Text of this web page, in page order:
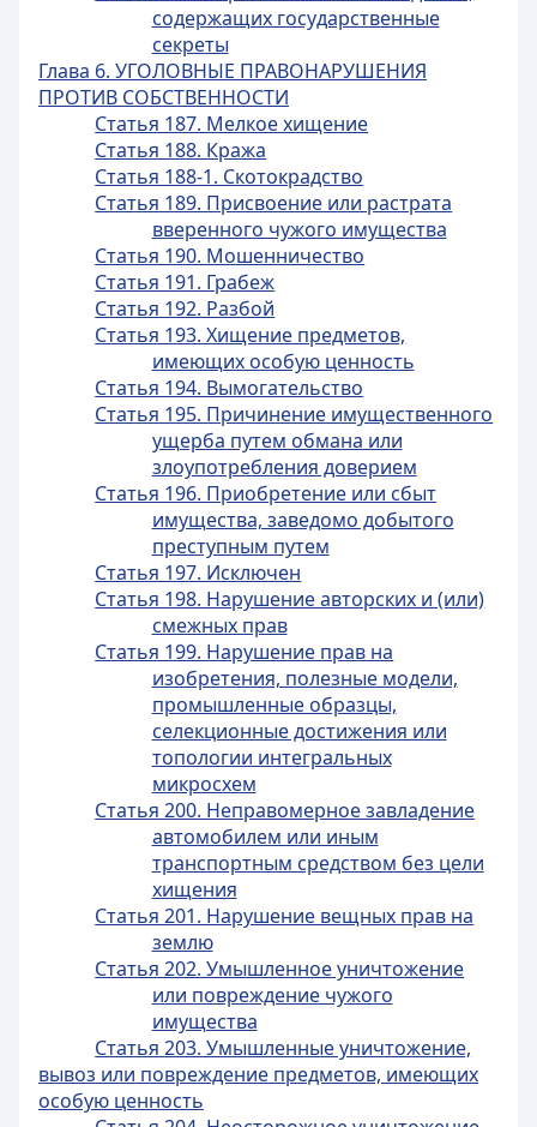
содержащих государственные
секреты
Глава 6. УГОЛОВНЫЕ ПРАВОНАРУШЕНИЯ
ПРОТИВ СОБСТВЕННОСТИ
Статья 187. Мелкое хищение
Статья 188. Кража
Статья 188-1. Скотокрадство
Статья 189. Присвоение или растрата
вверенного чужого имущества
Статья 190. Мошенничество
Статья 191. Грабеж
Статья 192. Разбой
Статья 193. Хищение предметов,
имеющих особую ценность
Статья 194. Вымогательство
Статья 195. Причинение имущественного
ущерба путем обмана или
злоупотребления доверием
Статья 196. Приобретение или сбыт
имущества, заведомо добытого
преступным путем
Статья 197. Исключен
Статья 198. Нарушение авторских и (или)
смежных прав
Статья 199. Нарушение прав на
изобретения, полезные модели,
промышленные образцы,
селекционные достижения или
топологии интегральных
микросхем
Статья 200. Неправомерное завладение
автомобилем или иным
транспортным средством без цели
хищения
Статья 201. Нарушение вещных прав на
землю
Статья 202. Умышленное уничтожение
или повреждение чужого
имущества
Статья 203. Умышленные уничтожение,
вывоз или повреждение предметов, имеющих
особую ценность